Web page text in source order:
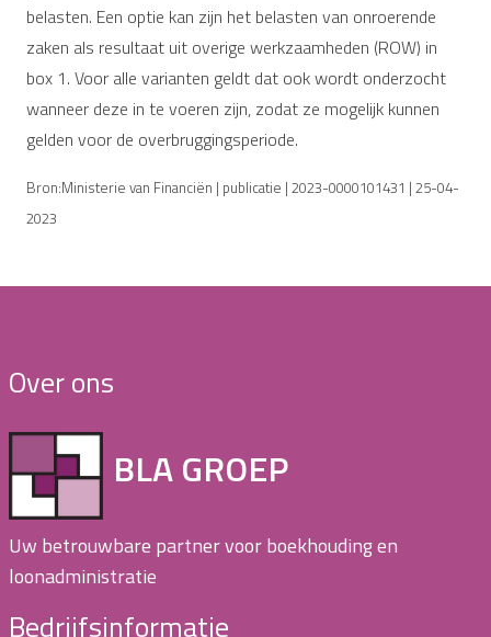
belasten. Een optie kan zijn het belasten van onroerende
zaken als resultaat uit overige werkzaamheden (ROW) in
box 1. Voor alle varianten geldt dat ook wordt onderzocht
wanneer deze in te voeren zijn, zodat ze mogelijk kunnen
gelden voor de overbruggingsperiode.
Bron:Ministerie van Financiën | publicatie | 2023-0000101431 | 25-04-
2023
Over ons
BLA GROEP
Uw betrouwbare partner voor boekhouding en
loonadministratie
Bedrijfsinformatie